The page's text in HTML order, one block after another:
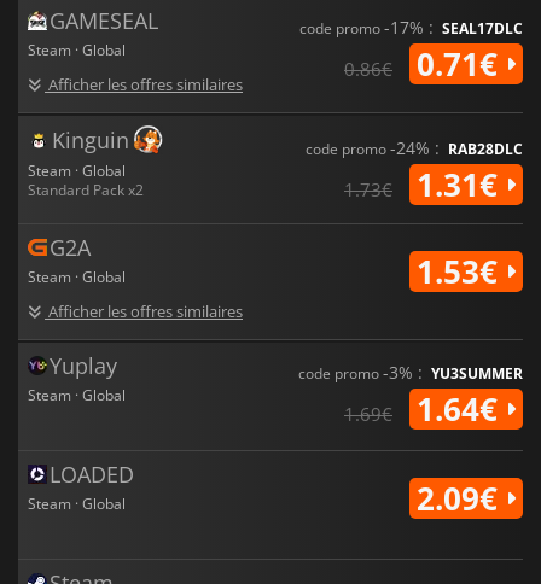
GAMESEAL
Steam · Global
Afficher les offres similaires
code promo-17% : SEAL17DLC
0.86€ 0.71€
Kinguin
Steam · Global
Standard Pack x2
code promo-24% : RAB28DLC
1.73€ 1.31€
G2A
Steam · Global
Afficher les offres similaires
1.53€
Yuplay
Steam · Global
code promo-3% : YU3SUMMER
1.69€ 1.64€
LOADED
Steam · Global 2.09€